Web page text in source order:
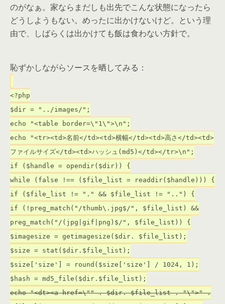
のがなぁ。家ならまだしも出先でこんな状態になったら
どうしようもない。めったに出かけないけど。という理
由で、しばらくは出かけても飯は食わない方針で。
恥ずかしながらソースを晒してみる：
<?php
$dir = "../images/";
echo "<table border=\"1\">\n";
echo "<tr><td>名前</td><td>横幅</td><td>高さ</td><td>
ファイルサイズ</td><td>ハッシュ(md5)</td></tr>\n";
if ($handle = opendir($dir)) {
while (false !== ($file_list = readdir($handle))) {
if ($file_list != "." && $file_list != "..") {
if (!preg_match("/thumb\.jpg$/", $file_list) &&
preg_match("/(jpg|gif|png)$/", $file_list)) {
$imagesize = getimagesize($dir. $file_list);
$size = stat($dir.$file_list);
$size['size'] = round($size['size'] / 1024, 1);
$hash = md5_file($dir.$file_list);
echo "<dt><a href=\"" . $dir. $file_list . "\">" .